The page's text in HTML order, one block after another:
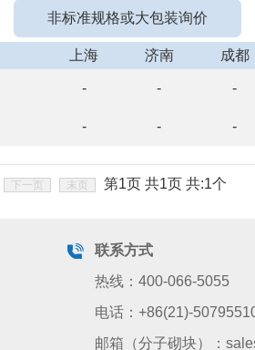
非标准规格或大包装询价
上海 济南 成都
- - -
- - -
下一页 末页 第1页 共1页 共:1个
联系方式
热线：400-066-5055
电话：+86(21)-
邮箱（分子砌块）：